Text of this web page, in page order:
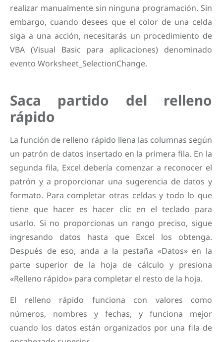
realizar manualmente sin ninguna programación. Sin
embargo, cuando desees que el color de una celda
siga a una acción, necesitarás un procedimiento de
VBA (Visual Basic para aplicaciones) denominado
evento Worksheet_SelectionChange.
Saca partido del relleno
rápido
La función de relleno rápido llena las columnas según
un patrón de datos insertado en la primera fila. En la
segunda fila, Excel debería comenzar a reconocer el
patrón y a proporcionar una sugerencia de datos y
formato. Para completar otras celdas y todo lo que
tiene que hacer es hacer clic en el teclado para
usarlo. Si no proporcionas un rango preciso, sigue
ingresando datos hasta que Excel los obtenga.
Después de eso, anda a la pestaña «Datos» en la
parte superior de la hoja de cálculo y presiona
«Relleno rápido» para completar el resto de la hoja.
El relleno rápido funciona con valores como
números, nombres y fechas, y funciona mejor
cuando los datos están organizados por una fila de